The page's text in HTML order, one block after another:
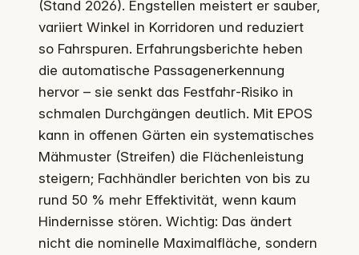
(Stand 2026). Engstellen meistert er sauber,
variiert Winkel in Korridoren und reduziert
so Fahrspuren. Erfahrungsberichte heben
die automatische Passagenerkennung
hervor – sie senkt das Festfahr‑Risiko in
schmalen Durchgängen deutlich. Mit EPOS
kann in offenen Gärten ein systematisches
Mähmuster (Streifen) die Flächenleistung
steigern; Fachhändler berichten von bis zu
rund 50 % mehr Effektivität, wenn kaum
Hindernisse stören. Wichtig: Das ändert
nicht die nominelle Maximalfläche, sondern